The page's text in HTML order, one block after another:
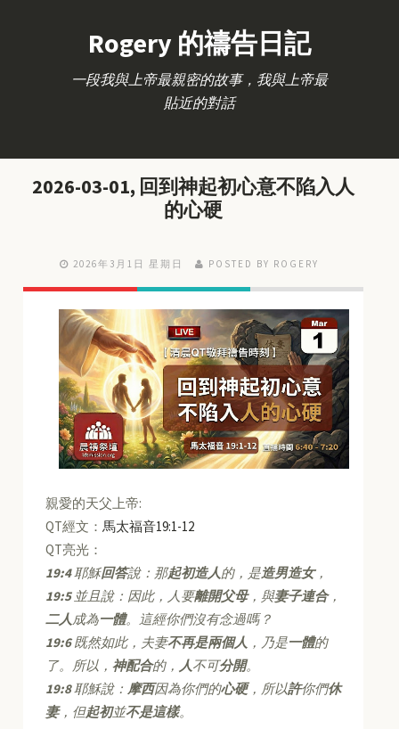
Rogery 的禱告日記
一段我與上帝最親密的故事，我與上帝最
貼近的對話
2026-03-01, 回到神起初心意不陷入人
的心硬
2026年3月1日 星期日 POSTED BY ROGERY
親愛的天父上帝:
QT經文：馬太福音19:1-12
QT亮光：
19:4耶穌回答說：那起初造人的，是造男造女，
19:5並且說：因此，人要離開父母，與妻子連合，
二人成為一體。這經你們沒有念過嗎？
19:6既然如此，夫妻不再是兩個人 ，乃是一體的
了。所以，神配合的， 人不可分開。
19:8耶穌說： 摩西因為你們的心硬，所以許你們休
妻，但起初並不是這樣。